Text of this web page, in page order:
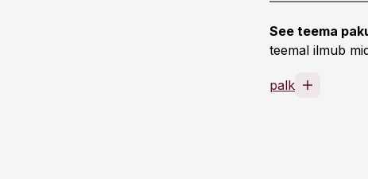
See teema
teemal ilmub
palk